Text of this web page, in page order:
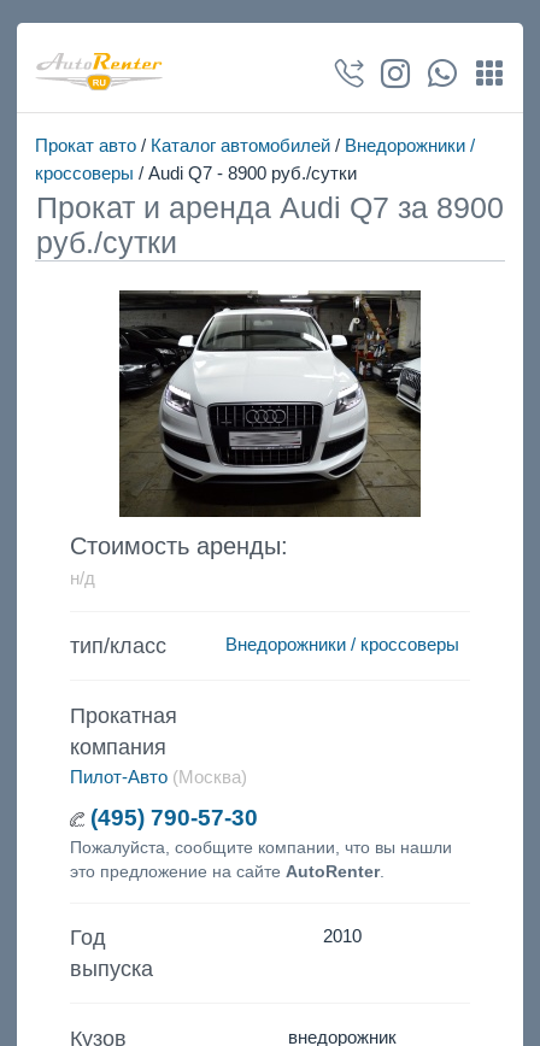
Прокат авто/ Каталог автомобилей/ Внедорожники /
кроссоверы / Audi Q7 - 8900 руб./сутки
Прокат и аренда Audi Q7 за 8900
руб./сутки
Стоимость аренды:
н/д
тип/класс Внедорожники / кроссоверы
Прокатная
компания
Пилот-Авто(Москва)
(495) 790-57-30
Пожалуйста, сообщите компании, что вы нашли
это предложение на сайте AutoRenter.
Год
выпуска
2010
Кузов внедорожник